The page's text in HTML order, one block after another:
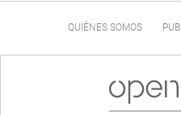
QUIÉNES SOMOS